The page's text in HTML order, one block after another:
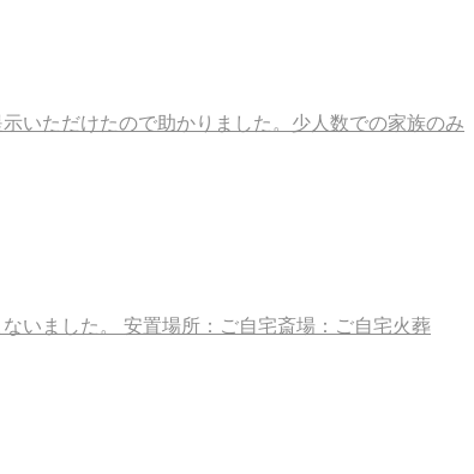
いただけたので助かりました。少人数での家族のみ
いました。 安置場所：ご自宅斎場：ご自宅火葬